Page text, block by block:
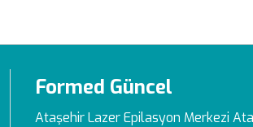
Formed Güncel
Ataşehir Lazer Epilasyon Merkezi